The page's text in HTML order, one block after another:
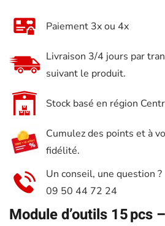
Paiement 3x ou 4x
Livraison 3/4 jours par
suivant le produit.
Stock basé en région
Cumulez des points et à
fidélité.
Un conseil, une question ?
09 50 44 72 24
Module d’outils 15 pcs